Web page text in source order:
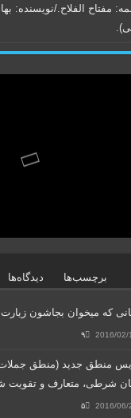
مفتاح الفلاح./نویسنده:‌
دیدگاه‌ها برچسب‌ها
که میخوان بجاشون زیارت
2016/02/ ۹
شرطی، متعارف و تقویت
2016/06/ ۵